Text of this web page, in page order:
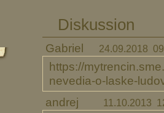
Diskussion
Gabriel 24.09.2018
https://
nevedia-o-laske-
andrej
11.10.2013